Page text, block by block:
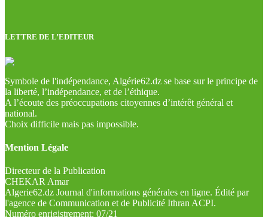
LETTRE DE L’EDITEUR
Symbole de l'indépendance, Algérie62.dz se base sur le principe de
la liberté, l’indépendance, et de l’éthique.
A l’écoute des préoccupations citoyennes d’intérêt général et
national.
Choix difficile mais pas impossible.
Mention Légale
Directeur de la Publication
CHEKAR Amar
Algerie62.dz Journal d'informations générales en ligne. Édité par
l'agence de Communication et de Publicité Ithran ACPI.
Numéro enrigistrement: 07/21